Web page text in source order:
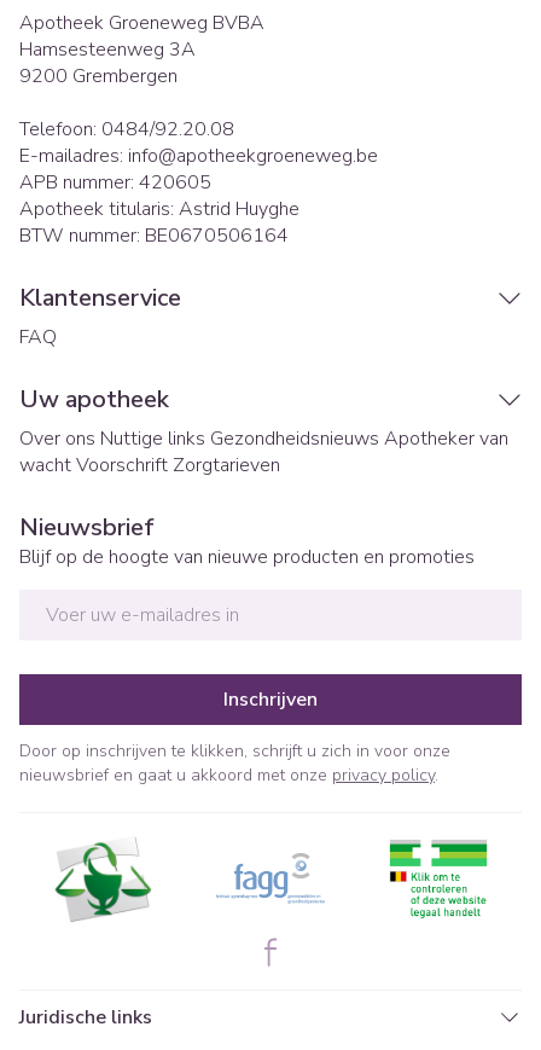
Apotheek Groeneweg BVBA
Hamsesteenweg 3A
9200 Grembergen
Telefoon: 0484/92.20.08
E-mailadres: info@apotheekgroeneweg.be
APB nummer: 420605
Apotheek titularis: Astrid Huyghe
BTW nummer: BE0670506164
Klantenservice
FAQ
Uw apotheek
Over ons Nuttige links Gezondheidsnieuws Apotheker van
wachtVoorschrift Zorgtarieven
Nieuwsbrief
Blijf op de hoogte van nieuwe producten en promoties
Inschrijven
Door op inschrijven te klikken, schrijft u zich in voor onze
nieuwsbrief en gaat u akkoord met onze privacy policy.
Juridische links